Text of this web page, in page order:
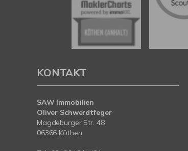
KONTAKT
SAW Immobilien
Oliver Schwerdtfeger
Magdeburger Str. 48
06366 Köthen